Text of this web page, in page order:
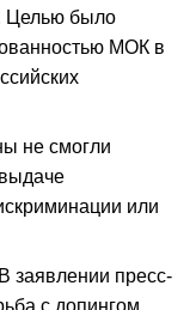
Целью было
МОК в
не смогли
или
заявлении пресс-
с допингом